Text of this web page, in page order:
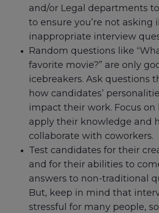
and/or Legal departments
to ensure you’re not asking
inappropriate interview
Random questions like
favorite movie?” are only
icebreakers. Ask questions
how candidates’
impact their work. Focus on
apply their knowledge and
collaborate with coworkers.
Test candidates for their
and for their abilities to
answers to non-traditional
But, keep in mind that
stressful for many people,